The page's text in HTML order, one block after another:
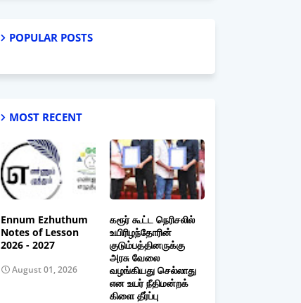
POPULAR POSTS
MOST RECENT
Ennum Ezhuthum
Notes of Lesson
2026 - 2027
August 01, 2026
கரூர் கூட்ட நெரிசலில்
உயிரிழந்தோரின்
குடும்பத்தினருக்கு
அரசு வேலை
வழங்கியது செல்லாது
என உயர் நீதிமன்றக்
கிளை தீர்ப்பு